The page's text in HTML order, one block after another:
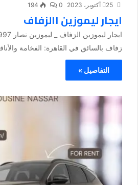
25 أكتوبر، 2023 0
194
ايجار ليموزين االزفاف
زفاف بالسائق في القاهرة: الفخامة
التفاصيل »